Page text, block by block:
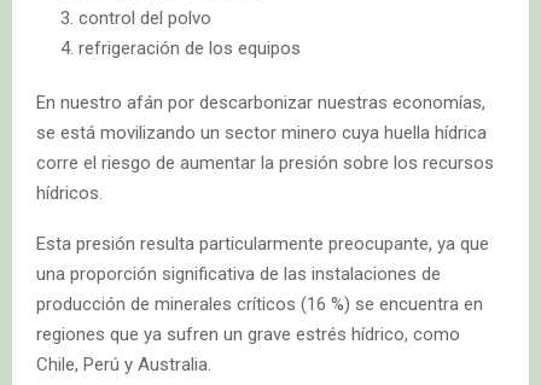
control del polvo
refrigeración de los equipos
En nuestro afán por descarbonizar nuestras economías,
se está movilizando un sector minero cuya huella hídrica
corre el riesgo de aumentar la presión sobre los recursos
hídricos.
Esta presión resulta particularmente preocupante, ya que
una proporción significativa de las instalaciones de
producción de minerales críticos (16 %) se encuentra en
regiones que ya sufren un grave estrés hídrico, como
Chile, Perú y Australia.